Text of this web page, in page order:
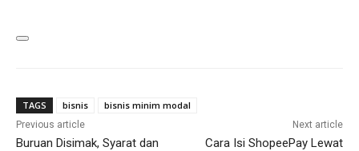
TAGS bisnis bisnis minim modal
Previous article
Buruan Disimak, Syarat dan
Next article
Cara Isi ShopeePay Lewat